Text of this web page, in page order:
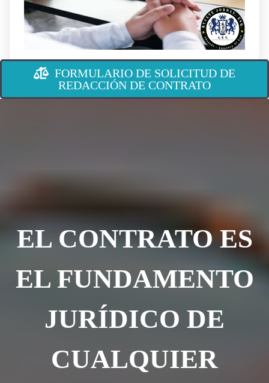
FORMULARIO DE SOLICITUD DE
REDACCIÓN DE CONTRATO
EL CONTRATO ES
EL FUNDAMENTO
JURÍDICO DE
CUALQUIER